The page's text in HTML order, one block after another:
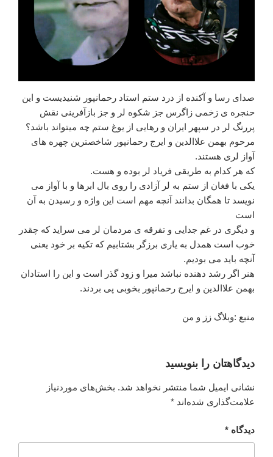
صدای رسا و آکنده از درد ستم استاد رحمانپور شنیدیست و این
حنجره ی زخمی زاگرس جز شکوه لر و جز بازآفرینی نقش
پررنگ لر در سپهر ایران و رهایی از یوغ ستم چه میتواند باشد؟
مرحوم بهمن علاالدین و ایرج رحمانپور شاخصترین چهره های
آواز لری هستند.
که هر کدام به طریقی فریاد لر بوده و هست.
یکی با فغان از ستم به لر آزادی را روی بال ابرها و با آواز می
نویسد تا همگان بدانند آنچه مهم است این واژه و رسیدن به آن
است
و دیگری در غم جدایی و تفرقه ی مردمان لر می سراید که چقدر
خوب است همدل به یاری برزگر بشتابیم که تکیه بر خود یعنی
آنچه باید می بودیم.
هنر اگر رشد دهنده نباشد میرا و زود گذر است و این را استادان
بهمن علاالدین و ایرج رحمانپور بخوبی پی بردند.
منبع :وبلاگ زز و من
دیدگاهتان را بنویسید
نشانی ایمیل شما منتشر نخواهد شد. بخش‌های موردنیاز
علامت‌گذاری شده‌اند *
دیدگاه *